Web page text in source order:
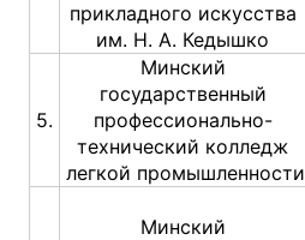
прикладного искусства
им. Н. А. Кедышко
5.
Минский
государственный
профессионально-
технический колледж
легкой промышленности
Минский